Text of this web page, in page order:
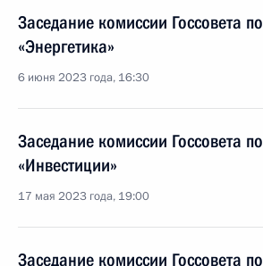
Заседание комиссии Госсовета
«Энергетика»
6 июня 2023 года, 16:30
Заседание комиссии Госсовета
«Инвестиции»
17 мая 2023 года, 19:00
Заседание комиссии Госсовета